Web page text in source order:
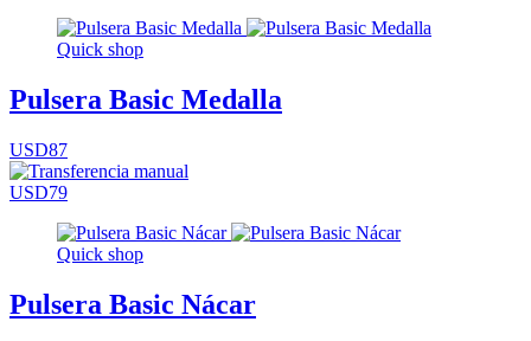
Quick shop
Pulsera Basic Medalla
USD87
USD79
Quick shop
Pulsera Basic Nácar